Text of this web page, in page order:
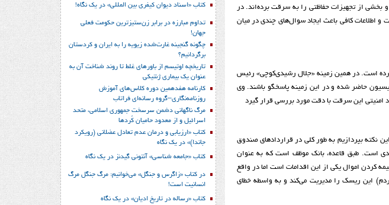
تهران، محتویات ۱۶۸ صندوق از صندوق‌های امانات و بخشی از تجهیزات حفاظتی را به سرقت برده‌اند. در
و اطلاعات کافی باعث ایجاد سوال‌های چندی در میان
است. در همین زمینه «جلال رشیدی‌کوچی» رئیس
حاضر شده و در این زمینه پاسخگو باشند. وی
امنیتی این سرقت با دقت مورد بررسی قرار گیرد
نکته بپردازیم به طور کلی در قراردادهای صندوق
است. طبق قاعده، بانک موظف است که به عنوان
کردن اموال یکی از این اقدامات است اما در واقع
این ریسک را مدیریت می‌کند و به واسطه خطای
کتاب «اسناد دیوان کیفری بین المللی» در یک نگاه!
تداوم مبارزه در برابر زن‌ستیزترین حکومت فعلی
جهان!
چگونه گنجینه غارت‌شده زیویه را به ایران و کردستان
برگردانیم؟
تاریخچه اوتیسم از باورهای غلط تا روند شناخت آن به
عنوان یک بیماری ژنتیکی
کارنامه هفدهمین دوره کلاس‌های آموزش
روزنامه‌نگاری–گروه رسانه‌ای فراتاب
مرگ ناگهانی دشمن سرسخت جمهوری اسلامی، متحد
اسرائیل و از معدود حامیان کُردها
کتاب «ارزیابی و درمان عدم تعادل عضلانی (رویکرد
جاندا)» در یک نگاه
کتاب «جامعه شناسی» آنتونی گیدنز در یک نگاه
در کتاب «زاگرس و جنگل» می‌خوانیم: مرگ جنگل مرگ
انسانیت است!
کتاب «رساله در تاریخ ادیان» در یک نگاه